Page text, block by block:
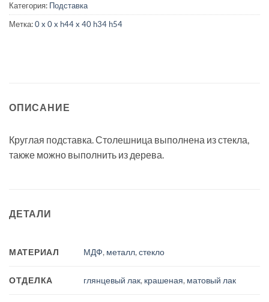
Категория: Подставка
Метка:0 x 0 x h44 x 40 h34 h54
ОПИСАНИЕ
Круглая подставка. Столешница выполнена из стекла,
также можно выполнить из дерева.
ДЕТАЛИ
МАТЕРИАЛ МДФ, металл,стекло
ОТДЕЛКА глянцевый лак, крашеная, матовый лак